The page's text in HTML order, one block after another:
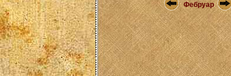
Фебруар